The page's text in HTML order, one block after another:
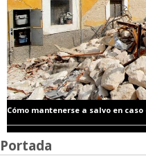
Cómo mantenerse a salvo en
Portada